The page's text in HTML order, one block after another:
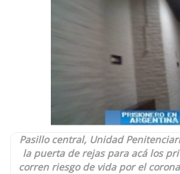
Pasillo central, Unidad
la puerta de rejas para acá los
corren riesgo de vida por el